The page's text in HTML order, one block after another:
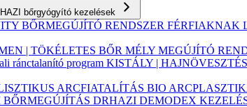
bőrgyógyító kezelések
BŐRMEGÚJÍTÓ RENDSZER FÉRFIAKNAK
| TÖKÉLETES BŐR MÉLY MEGÚJÍTÓ
ránctalanító program KISTÁLY |
ARCFIATALÍTÁS BIO
DRHAZI DEMODEX